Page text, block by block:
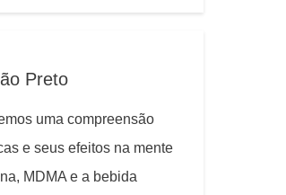
Preto
uma compreensão
e seus efeitos na mente
MDMA e a bebida